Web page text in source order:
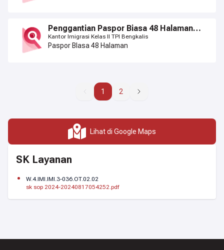
Penggantian Paspor Biasa 48 Halaman
(Karena Rusak)
Kantor Imigrasi Kelas II TPI Bengkalis
Paspor BIasa 48 Halaman
11 2
Lihat di Google Maps
SK Layanan
W.4.IMI.IMI.3-036.OT.02.02
sk sop 2024-20240817054252.pdf